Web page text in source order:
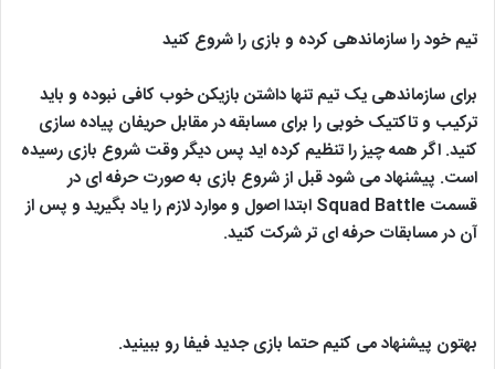
تیم خود را سازماندهی کرده و بازی را شروع کنید
برای سازماندهی یک تیم تنها داشتن بازیکن خوب کافی نبوده و باید
ترکیب و تاکتیک خوبی را برای مسابقه در مقابل حریفان پیاده سازی
کنید. اگر همه چیز را تنظیم کرده اید پس دیگر وقت شروع بازی رسیده
است. پیشنهاد می شود قبل از شروع بازی به صورت حرفه ای در
قسمت Squad Battle ابتدا اصول و موارد لازم را یاد بگیرید و پس از
آن در مسابقات حرفه ای تر شرکت کنید.
بهتون پیشنهاد می کنیم حتما بازی جدید فیفا رو ببینید.